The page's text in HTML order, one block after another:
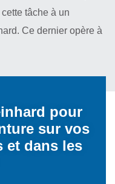
tâche à un
Ce dernier opère à
pour
sur vos
et dans les